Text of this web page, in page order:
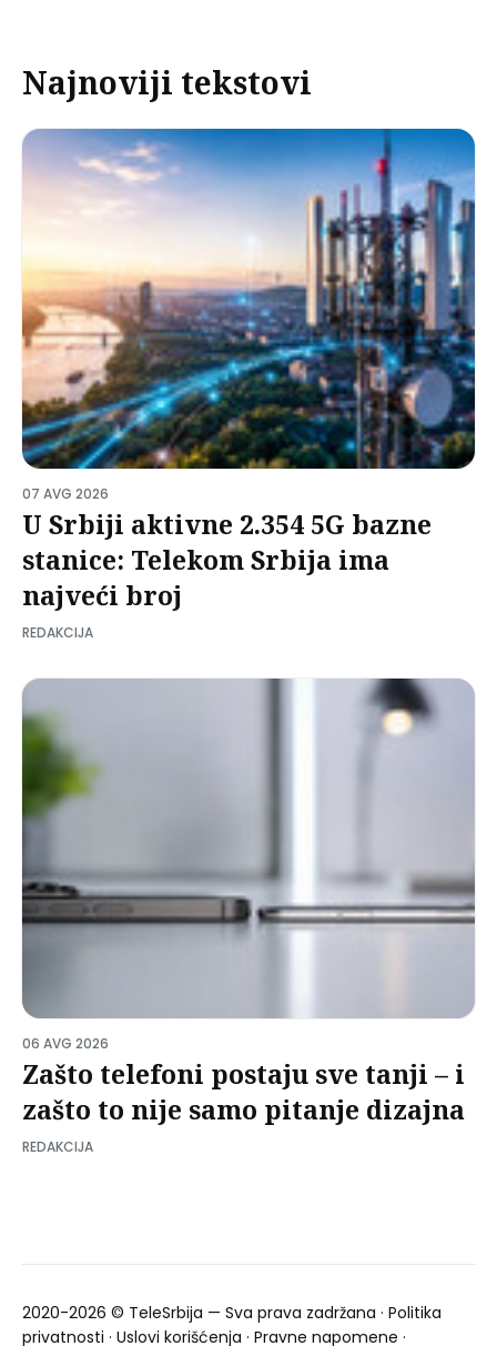
Najnoviji tekstovi
07 AVG 2026
U Srbiji aktivne 2.354 5G bazne
stanice: Telekom Srbija ima
najveći broj
REDAKCIJA
06 AVG 2026
Zašto telefoni postaju sve tanji – i
zašto to nije samo pitanje dizajna
REDAKCIJA
2020-2026 © TeleSrbija — Sva prava zadržana · Politika
privatnosti · Uslovi korišćenja · Pravne napomene ·